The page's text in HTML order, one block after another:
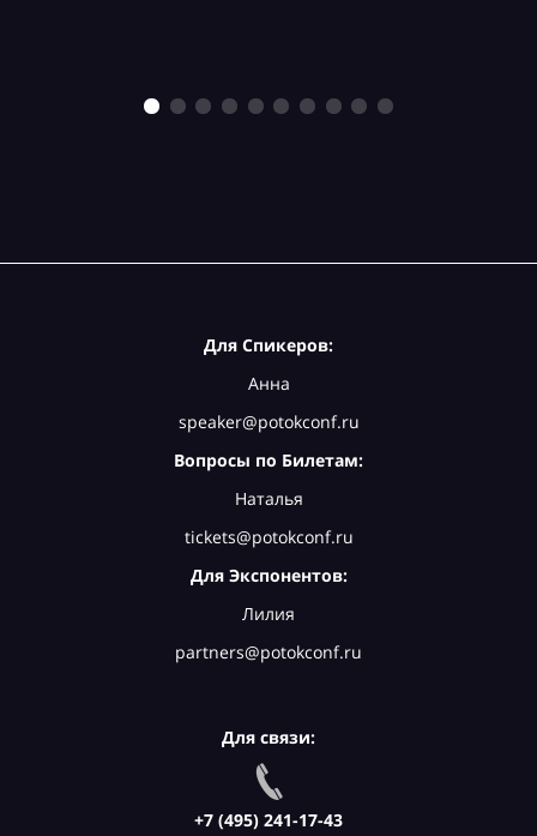
Для Спикеров:
Анна
speaker@potokconf.ru
Вопросы по Билетам:
Наталья
tickets@potokconf.ru
Для Экспонентов:
Лилия
partners@potokconf.ru
Для связи:
+7 (495) 241-17-43